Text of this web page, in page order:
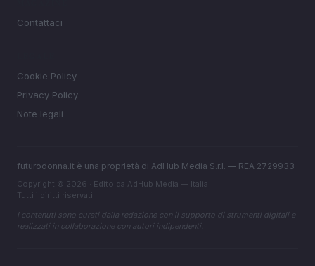
Contattaci
Cookie Policy
Privacy Policy
Note legali
futurodonna.it è una proprietà di AdHub Media S.r.l. — REA 2729933
Copyright © 2026 · Edito da AdHub Media — Italia
Tutti i diritti riservati
I contenuti sono curati dalla redazione con il supporto di strumenti digitali e
realizzati in collaborazione con autori indipendenti.